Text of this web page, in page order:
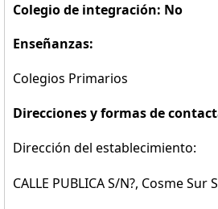
Colegio de integración: No
Enseñanzas:
Colegios Primarios
Direcciones y formas de
Dirección del establecimiento:
CALLE PUBLICA S/n?, Cosme